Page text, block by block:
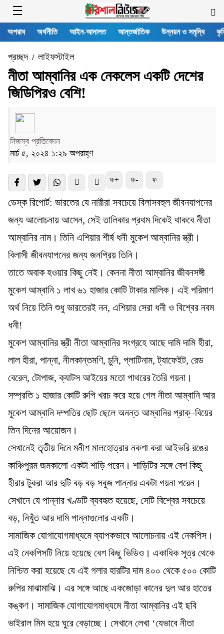
অপরাধ অর্থনীতি আইন-আদালত আন্তর্জাতিক উন্নয়ন ও সমৃদ্ধি
প্রচ্ছদ/ লাইফস্টাইল
নীতা আম্বানির এক নেকলেস একটি দেশের
জিডিপিরও বেশি!
নিজস্ব প্রতিবেদন
মার্চ ৫, ২০২৪ ১:২৯ অপরাহ্ণ
ফ+ ফ- ফ
ডেস্ক রিপোর্ট: ভারতের যে নারীরা সবচেয়ে বিলাসবহুল জীবনযাপনের
জন্য আলোচনায় আসেন, সেই তালিকার প্রথম দিকেই থাকবে নীতা
আম্বানির নাম। তিনি এশিয়ার শীর্ষ ধনী মুকেশ আম্বানির স্ত্রী।
বিলাসী জীবনযাপনের জন্য জনপ্রিয় তিনি।
তাতে অবাক হওয়ার কিছু নেই। কেননা নীতা আম্বানির জীবনসঙ্গী
মুকেশ আম্বানি ১ লাখ ৬১ হাজার কোটি টাকার মালিক। এই পরিমাণ
অর্থ নিয়ে তিনি শুধু ভারতেরই নন, এশিয়ার সেরা ধনী ও বিশ্বের নবম
ধনী!
মুকেশ আম্বানির স্ত্রী নীতা আম্বানির সংগ্রহে আছে দামি দামি হীরা,
লাল হীরা, পান্না, নীলকান্তমণি, চুনি, প্লাটিনাম, ট্যাফেইট, রেড
বেরেল, টোপাজ, ক্যাটস আইয়ের মতো পাথরের তৈরি গয়না।
সম্প্রতি ১ হাজার কোটি রুপি খরচ করে হয়ে গেল নীতা আম্বানি আর
মুকেশ আম্বানি দম্পতির ছোট ছেলে অনন্ত আম্বানির প্রাক্‌–বিয়ের
তিন দিনের আয়োজন।
সেখানেই তৃতীয় দিনে মনীশ মালহোত্রার নকশা করা আইভরি রঙের
কাঞ্চিপুরম জমকালো একটা শাড়ি পরেন। শাড়িটির সঙ্গে বেশ কিছু
হীরার টুকরা আর দুটি বড় বড় সবুজ পান্নার একটা গয়না পরেন।
সেখানে যে পান্নার খণ্ডটি ব্যবহৃত হয়েছে, সেটি বিশ্বের সবচেয়ে
বড়, নিখুঁত আর দামি পান্নাগুলোর একটি।
সামাজিক যোগাযোগমাধ্যমে ব্যাপকভাবে আলোচনায় এই নেকপিস।
এই নেকপিসটি নিয়ে হয়েছে বেশ কিছু ভিডিও। একাধিক সূত্র থেকে
নিশ্চিত করা হয়েছে যে এই গলার হারটির দাম ৪০০ থেকে ৫০০ কোটি
রুপির মাঝামাঝি। এর সঙ্গে আছে একজোড়া কানের দুল আর হাতের
কঙ্কণ। সামাজিক যোগাযোগমাধ্যমে নীতা আম্বানির এই ছবি
ভাইরাল মিম হয়ে ঘুরে বেড়াচ্ছে। সেখানে লেখা ‘যেভাবে নীতা